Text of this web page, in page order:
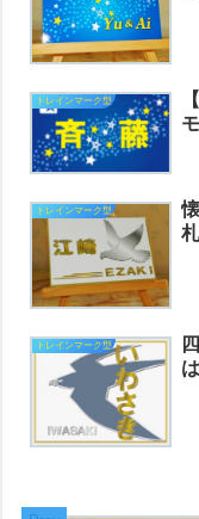
トレインマーク型
トレインマーク型
トレインマーク型